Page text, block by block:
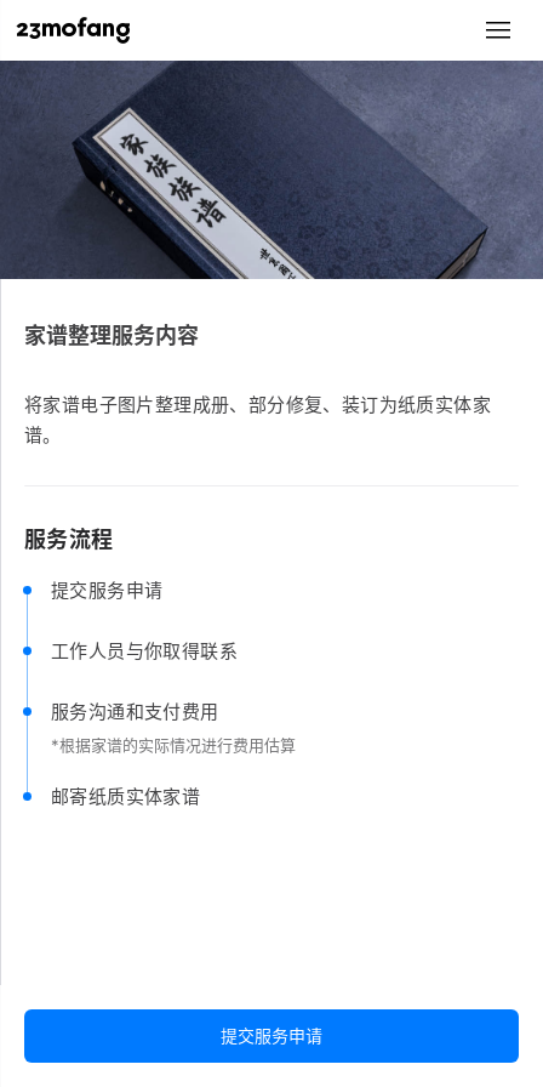
家谱整理服务内容
将家谱电子图片整理成册、部分修复、装订为纸质实体家
谱。
服务流程
提交服务申请
工作人员与你取得联系
服务沟通和支付费用
*根据家谱的实际情况进行费用估算
邮寄纸质实体家谱
提交服务申请